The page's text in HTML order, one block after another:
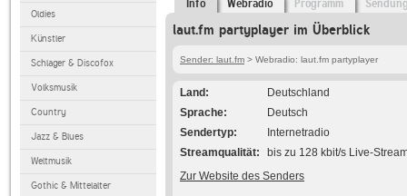
Oldies
Künstler
Schlager & Discofox
Volksmusik
Country
Jazz & Blues
Weltmusik
Gothic & Mittelalter
Info Webradio Programm
laut.fm partyplayer im Überblick
Sender: laut.fm > Webradio: laut.fm partyplayer
Land
Deutschland
Sprache
Deutsch
Sendertyp
Internetradio
Streamqualität
bis zu 128 kbit/s Live-
Zur Website des Senders